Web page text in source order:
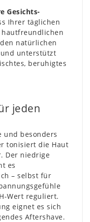
Gesichts-
Ihrer täglichen
hautfreundlichen
natürlichen
unterstützt
beruhigtes
jeden
und besonders
tonisiert die Haut
Der niedrige
es
– selbst für
Wert reguliert.
eignet es sich
Aftershave.